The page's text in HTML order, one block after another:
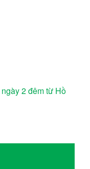
2 đêm từ Hồ